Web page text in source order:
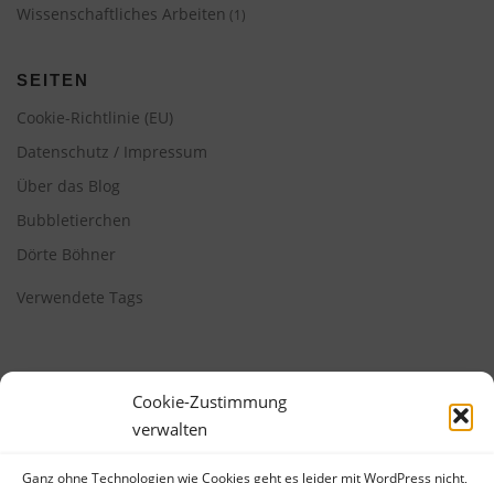
Cookie-Zustimmung
verwalten
Ganz ohne Technologien wie Cookies geht es leider mit WordPress nicht,
Wissenschaftliches Arbeiten (1)
SEITEN
Cookie-Richtlinie (EU)
Datenschutz / Impressum
Über das Blog
Bubbletierchen
Dörte Böhner
Verwendete Tags